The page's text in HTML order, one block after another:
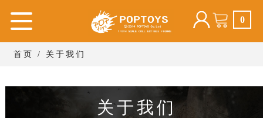
0
首页 / 关于我们
关于我们